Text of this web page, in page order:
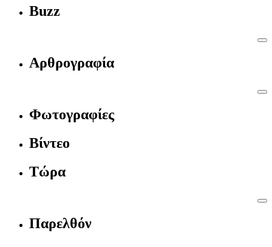
Buzz
Αρθρογραφία
Φωτογραφίες
Βίντεο
Τώρα
Παρελθόν